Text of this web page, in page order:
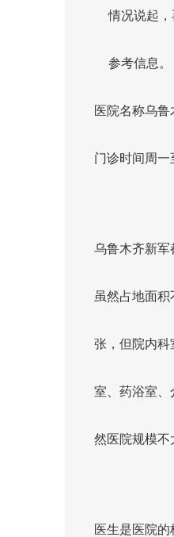
情况说起
参考信息。
医院名称乌
门诊时间周一
乌鲁木齐新军
虽然占地面积
张，但院内科
室、药浴室、
然医院规模不
医生是医院